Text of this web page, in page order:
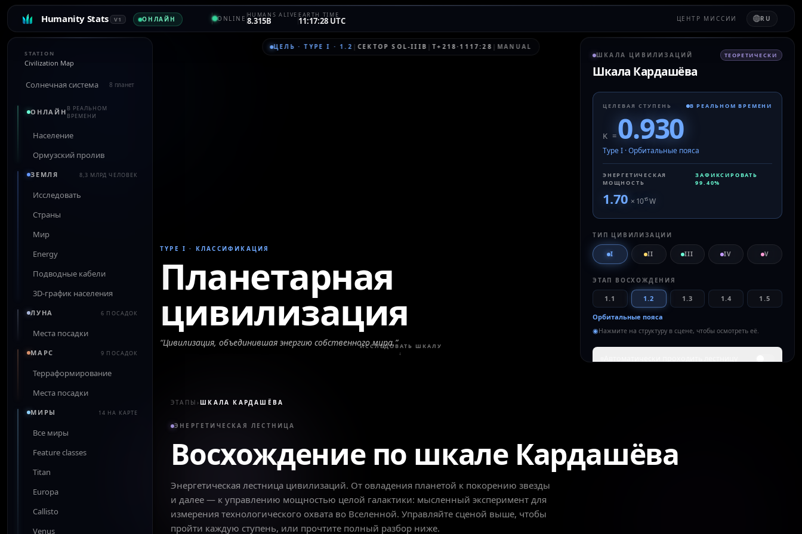
Humanity Stats V1 ОНЛАЙН ONLINE HUMANS ALIVE
8.315B
EARTH TIME
11:17:28 UTC ЦЕНТР МИССИИ RU
STATION
Civilization Map
Солнечная система 8 планет
ОНЛАЙН В РЕАЛЬНОМ
ВРЕМЕНИ
Население
Ормузский пролив
ЗЕМЛЯ 8,3 МЛРД ЧЕЛОВЕК
Исследовать
Страны
Мир
Energy
Подводные кабели
3D-график населения
ЛУНА 6 ПОСАДОК
Места посадки
МАРС 9 ПОСАДОК
Терраформирование
Места посадки
МИРЫ 14 НА КАРТЕ
Все миры
Feature classes
Titan
Europa
Callisto
Venus
ЦЕЛЬ ·TYPE I · 1.2 |СЕКТОР SOL-IIIB |T+218·1117:28 | MANUAL
TYPE I · КЛАССИФИКАЦИЯ
Планетарная
цивилизация
“Цивилизация, объединившая энергию собственного мира.”
ИССЛЕДОВАТЬ ШКАЛУ
↓
ШКАЛА ЦИВИЛИЗАЦИЙ ТЕОРЕТИЧЕСКИ
Шкала Кардашёва
ЦЕЛЕВАЯ СТУПЕНЬ В РЕАЛЬНОМ ВРЕМЕНИ
K =0.930
Type I ·Орбитальные пояса
ЭНЕРГЕТИЧЕСКАЯ
МОЩНОСТЬ
ЗАФИКСИРОВАТЬ
99.40%
1.70 × 10¹⁵W
ТИП ЦИВИЛИЗАЦИИ
I II III IV V
ЭТАП ВОСХОЖДЕНИЯ
1.1 1.2 1.3 1.4 1.5
Орбитальные пояса
◉Нажмите на структуру в сцене, чтобы осмотреть её.
космос.
ЭТАПЫ ›ШКАЛА КАРДАШЁВА
ЭНЕРГЕТИЧЕСКАЯ ЛЕСТНИЦА
Восхождение по шкале Кардашёва
Энергетическая лестница цивилизаций. От овладения планетой к покорению звезды
и далее — к управлению мощностью целой галактики: мысленный эксперимент для
измерения технологического охвата во Вселенной. Управляйте сценой выше, чтобы
пройти каждую ступень, или прочтите полный разбор ниже.